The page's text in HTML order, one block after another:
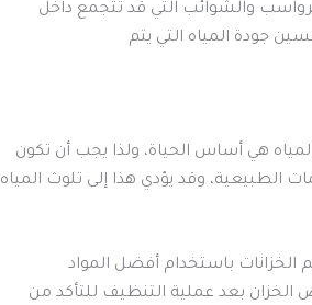
والشوائب التي قد تتجمع داخل
جودة المياه التي يتم
هي أساس الحياة، ولذا يجب أن تكون
الطبيعية، وقد يؤدي هذا إلى تلوث المياه
باستخدام أفضل المواد
الخزان بعد عملية التنظيف للتأكد من